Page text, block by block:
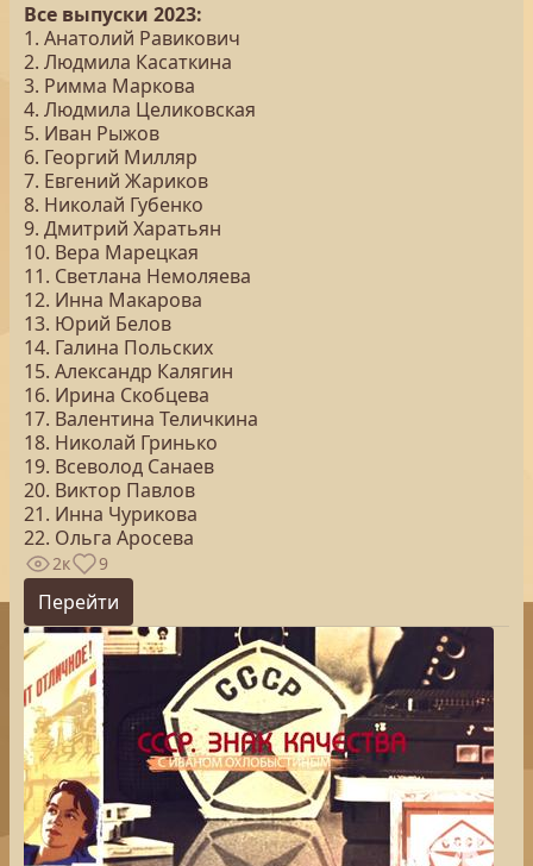
Все выпуски 2023:
1. Анатолий Равикович
2. Людмила Касаткина
3. Римма Маркова
4. Людмила Целиковская
5. Иван Рыжов
6. Георгий Милляр
7. Евгений Жариков
8. Николай Губенко
9. Дмитрий Харатьян
10. Вера Марецкая
11. Светлана Немоляева
12. Инна Макарова
13. Юрий Белов
14. Галина Польских
15. Александр Калягин
16. Ирина Скобцева
17. Валентина Теличкина
18. Николай Гринько
19. Всеволод Санаев
20. Виктор Павлов
21. Инна Чурикова
22. Ольга Аросева
2к 9
Перейти